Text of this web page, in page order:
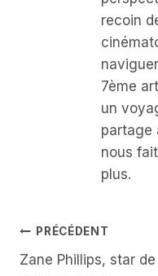
recoin
7ème
un
partage
nous
plus.
Navigation
De
PRÉCÉDENT
Zane Phillips, star de